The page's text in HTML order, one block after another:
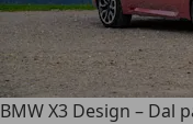
BMW X3 Design – Dal